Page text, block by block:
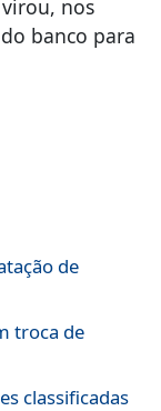
nos
banco para
de
troca de
classificadas